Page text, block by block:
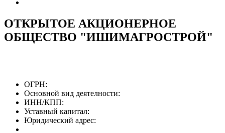
ОТКРЫТОЕ АКЦИОНЕРНОЕ
ОБЩЕСТВО "ИШИМАГРОСТРОЙ"
ОГРН:
Основной вид деятелности:
ИНН/КПП:
Уставный капитал:
Юридический адрес: